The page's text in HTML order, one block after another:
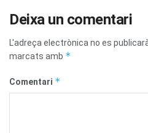
Deixa un comentari
L'adreça electrònica no es
marcats amb *
Comentari *